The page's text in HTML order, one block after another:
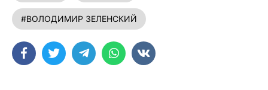
#ВОЛОДИМИР ЗЕЛЕНСКИЙ